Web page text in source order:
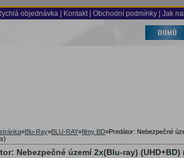
objednávka Kontakt Obchodní podmínky Jak
»Blu-Ray»BLU-RAY»filmy BD»Predátor: Nebezpečné
Nebezpečné území 2x(Blu-ray)